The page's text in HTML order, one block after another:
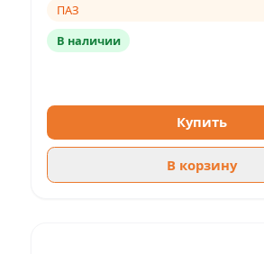
ПАЗ
В наличии
Купить
В корзину